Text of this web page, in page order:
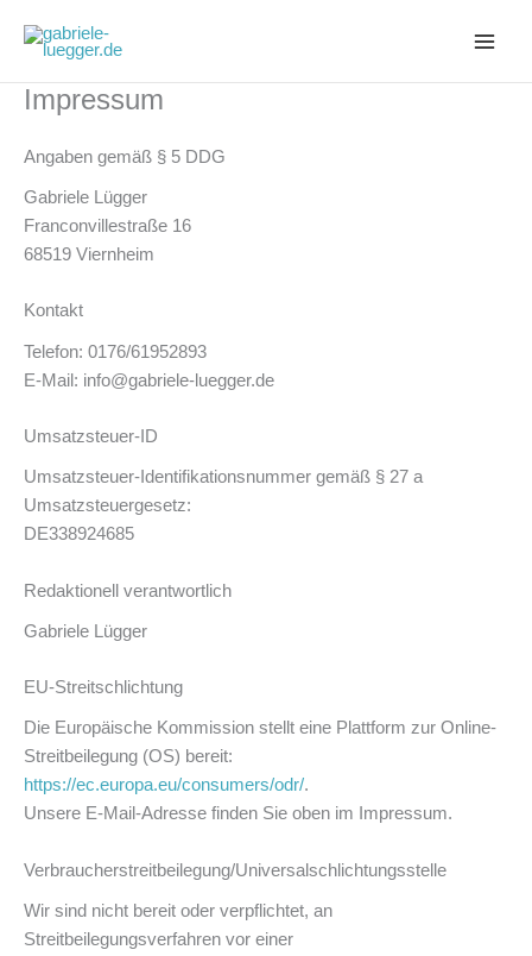
Inhalt
Impressum
Angaben gemäß § 5 DDG
Gabriele Lügger
Franconvillestraße 16
68519 Viernheim
Kontakt
Telefon: 0176/61952893
E-Mail: info@gabriele-luegger.de
Umsatzsteuer-ID
Umsatzsteuer-Identifikationsnummer gemäß § 27 a
Umsatzsteuergesetz:
DE338924685
Redaktionell verantwortlich
Gabriele Lügger
EU-Streitschlichtung
Die Europäische Kommission stellt eine Plattform zur Online-
Streitbeilegung (OS) bereit:
https://ec.europa.eu/consumers/odr/.
Unsere E-Mail-Adresse finden Sie oben im Impressum.
Verbraucher­streit­beilegung/Universal­schlichtungs­stelle
Wir sind nicht bereit oder verpflichtet, an
Streitbeilegungsverfahren vor einer